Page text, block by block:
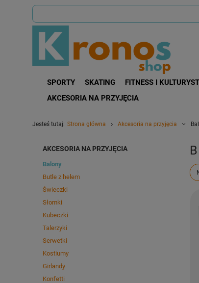
SPORTY SKATING FITNESS I
AKCESORIA NA PRZYJĘCIA
Jesteś tutaj: Strona główna Akcesoria na przyjęcia
AKCESORIA NA PRZYJĘCIA
Balony
Butle z helem
Świeczki
Słomki
Kubeczki
Talerzyki
Serwetki
Kostiumy
Girlandy
Konfetti